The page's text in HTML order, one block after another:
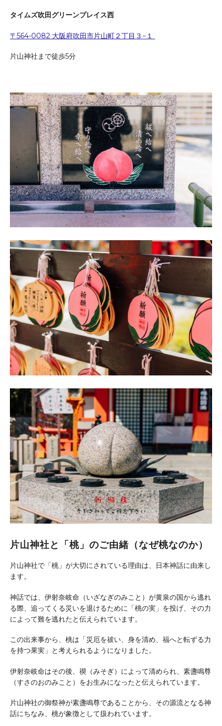
タイムズ吹田グリーンプレイス西
〒564-0082 大阪府吹田市片山町２丁目３−１
片山神社まで徒歩5分
片山神社と「桃」のご由緒（なぜ桃なのか）
片山神社で「桃」が大切にされている理由は、日本神話に由来し
ます。
神話では、伊射奈岐命（いざなぎのみこと）が黄泉の国から逃れ
る際、追ってくる災いを退けるために「桃の実」を投げ、その力
によって難を逃れたと伝えられています。
この出来事から、桃は「災厄を祓い、身を清め、福へと転ずる力
を持つ果実」と考えられるようになりました。
伊射奈岐命はその後、禊（みそぎ）によって清められ、素盞鳴尊
（すさのおのみこと）をお生みになったと伝えられています。
片山神社の御祭神が素盞鳴尊であることから、その源流となる神
話にちなみ、桃が象徴として扱われています。